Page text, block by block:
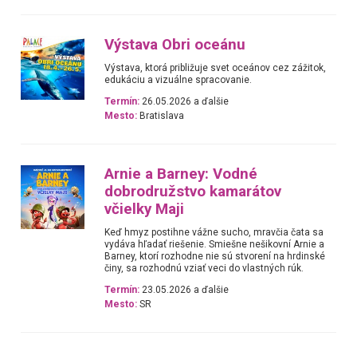
Výstava Obri oceánu
Výstava, ktorá približuje svet oceánov cez zážitok,
edukáciu a vizuálne spracovanie.
Termín: 26.05.2026 a ďalšie
Mesto: Bratislava
Arnie a Barney: Vodné
dobrodružstvo kamarátov
včielky Maji
Keď hmyz postihne vážne sucho, mravčia čata sa
vydáva hľadať riešenie. Smiešne nešikovní Arnie a
Barney, ktorí rozhodne nie sú stvorení na hrdinské
činy, sa rozhodnú vziať veci do vlastných rúk.
Termín: 23.05.2026 a ďalšie
Mesto: SR